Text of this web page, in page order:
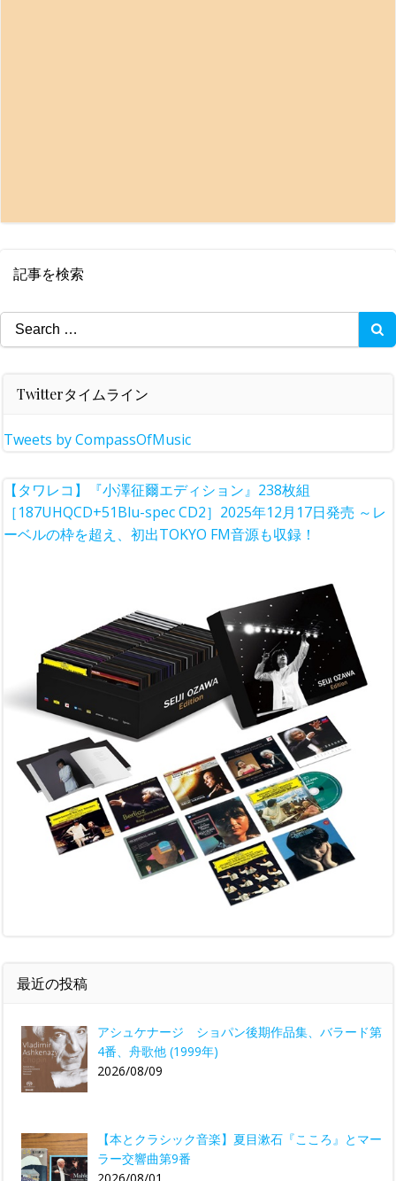
記事を検索
Search
for:
Twitterタイムライン
Tweets by CompassOfMusic
【タワレコ】『小澤征爾エディション』238枚組
［187UHQCD+51Blu-spec CD2］2025年12月17日発売 ～レ
ーベルの枠を超え、初出TOKYO FM音源も収録！
最近の投稿
アシュケナージ ショパン後期作品集、バラード第
4番、舟歌他 (1999年)
2026/08/09
【本とクラシック音楽】夏目漱石『こころ』とマー
ラー交響曲第9番
2026/08/01